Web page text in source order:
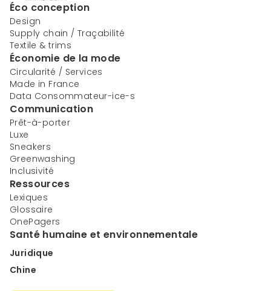
Éco conception
Design
Supply chain / Traçabilité
Textile & trims
Économie de la mode
Circularité / Services
Made in France
Data Consommateur-ice-s
Communication
Prêt-à-porter
Luxe
Sneakers
Greenwashing
Inclusivité
Ressources
Lexiques
Glossaire
OnePagers
Santé humaine et environnementale
Juridique
Chine